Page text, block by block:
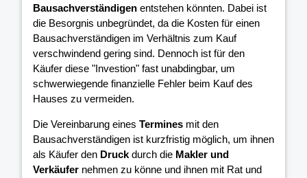
Bausachverständigen entstehen könnten. Dabei ist
die Besorgnis unbegründet, da die Kosten für einen
Bausachverständigen im Verhältnis zum Kauf
verschwindend gering sind. Dennoch ist für den
Käufer diese "Investion" fast unabdingbar, um
schwerwiegende finanzielle Fehler beim Kauf des
Hauses zu vermeiden.
Die Vereinbarung eines Termines mit den
Bausachverständigen ist kurzfristig möglich, um ihnen
als Käufer den Druckdurch die Makler und
Verkäufer nehmen zu könne und ihnen mit Rat und